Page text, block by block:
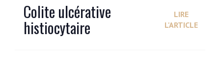
Colite ulcérative
histiocytaire
LIRE
L'ARTICLE